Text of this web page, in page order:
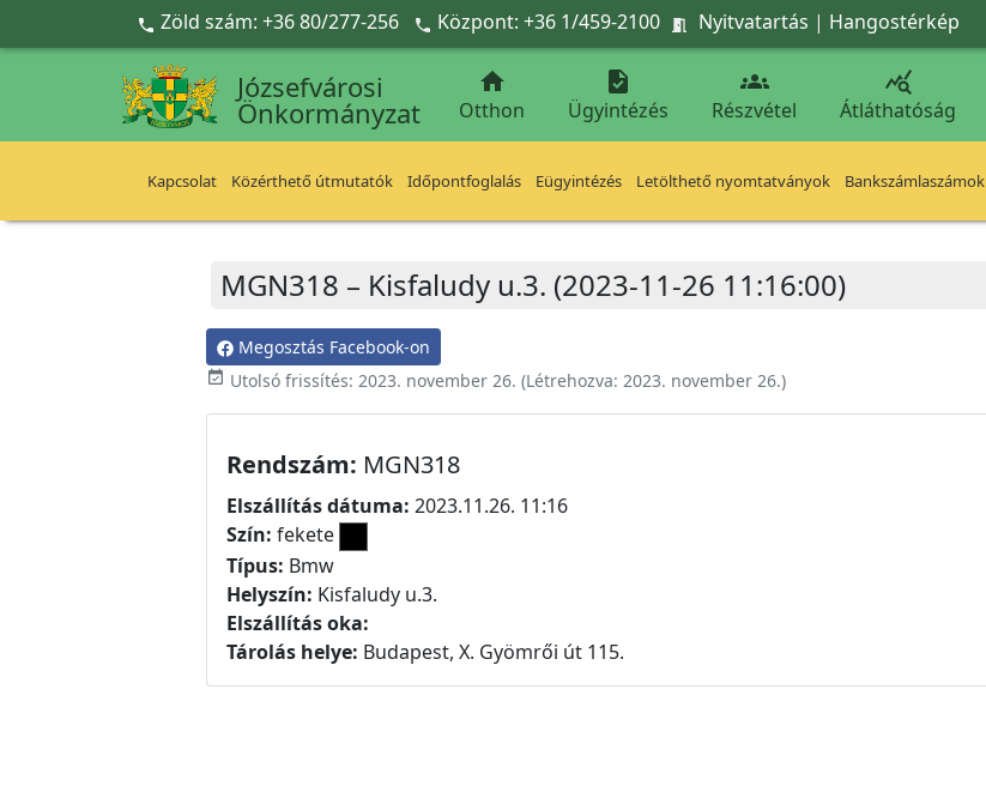
Ugrás a fő tartalomra
 Zöld szám: +36 80/277-256  Központ: +36 1/459-2100  Nyitvatartás | Hangostérkép
Józsefvárosi
Önkormányzat

Otthon

Ügyintézés

Részvétel

Átláthatóság
Kapcsolat Közérthető útmutatók Időpontfoglalás Eügyintézés Letölthető nyomtatványok Bankszámlaszámok
MGN318 – Kisfaludy u.3. (2023-11-26 11:16:00)
Megosztás Facebook-on
event_available Utolsó frissítés: 2023. november 26. (Létrehozva: 2023. november 26.)
Rendszám: MGN318
Elszállítás dátuma: 2023.11.26. 11:16
Szín: fekete
Típus: Bmw
Helyszín: Kisfaludy u.3.
Elszállítás oka:
Tárolás helye: Budapest, X. Gyömrői út 115.